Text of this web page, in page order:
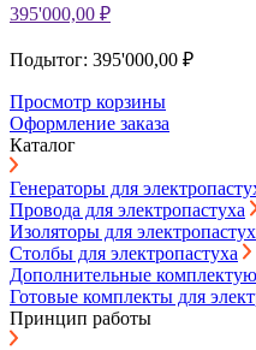
395'000,00 ₽
Подытог: 395'000,00 ₽
Просмотр корзины
Оформление заказа
Каталог
Генераторы для
Провода для электропастуха
Изоляторы для
Столбы для электропастуха
Дополнительные
Готовые комплекты для
Принцип работы